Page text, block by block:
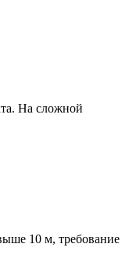
На сложной
10 м, требование